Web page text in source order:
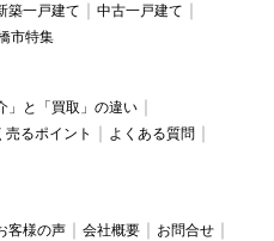
築一戸建て
中古一戸建て
市特集
」と「買取」の違い
売るポイント
よくある質問
客様の声 会社概要
お問合せ